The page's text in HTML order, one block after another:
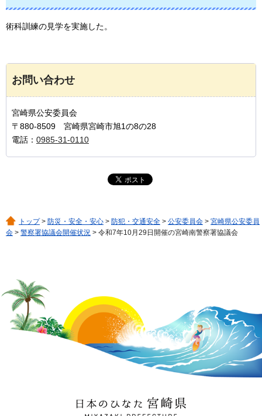
術科訓練の見学を実施した。
お問い合わせ
宮崎県公安委員会
〒880-8509 宮崎県宮崎市旭1の8の28
電話： 0985-31-0110
トップ> 防災・安全・安心 > 防犯・交通安全 > 公安委員会 > 宮崎県公安委員
会 > 警察署協議会開催状況 > 令和7年10月29日開催の宮崎南警察署協議会
日本のひなた 宮崎県